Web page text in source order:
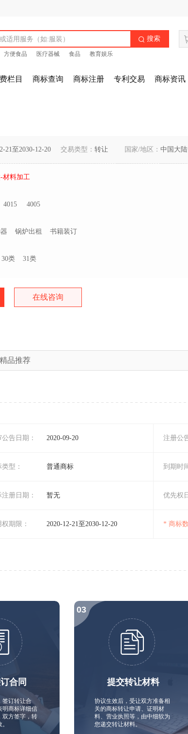
 搜索
方便食品 医疗器械 食品 教育娱乐
栏目 商标查询 商标注册 专利交易 商标资讯
21至2030-12-20 交易类型： 转让 国家/地区： 中国大陆
材料加工
4015 4005
锅炉出租 书籍装订
30类 31类
在线咨询
精品推荐
告日期： 2020-09-20 注册公
型： 普通商标 到期时
注册日期： 暂无 优先权
期限： 2020-12-21至2030-12-20 * 商标
合同
签订转让合
明商标详细信
双方签字，转
提交转让材料
协议生效后，受让双方准备相
关的商标转让申请、证明材
料、营业执照等，由中细软为
您递交转让材料。